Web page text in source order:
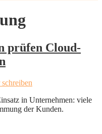
prüfen Cloud-
in Unternehmen: viele
der Kunden.